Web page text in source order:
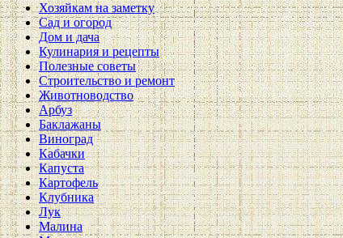
Хозяйкам на заметку
Сад и огород
Дом и дача
Кулинария и рецепты
Полезные советы
Строительство и ремонт
Животноводство
Арбуз
Баклажаны
Виноград
Кабачки
Капуста
Картофель
Клубника
Лук
Малина